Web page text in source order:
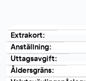
Extrakort:
Anställning:
Uttagsavgift:
Åldersgräns: